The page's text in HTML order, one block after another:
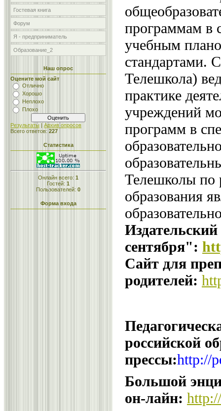
Гостевая книга
Форум
Я - предприниматель
Образование_2
Наш опрос
Оцените мой сайт
Отлично
Хорошо
Неплохо
Плохо
Результаты | Архив опросов
Всего ответов: 227
Статистика
Онлайн всего: 1
Гостей: 1
Пользователей: 0
Форма входа
программам в
учебным
стандартами.
Телешкола)
практике
учреждений
программ в
Телешколы по
образования
сентября":
Сайт для
родителей:
российской
прессы:http://
Большой
он-лайн: